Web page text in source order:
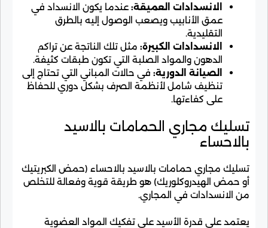
الانسدادات العميقة: عندما يكون الانسداد في
عمق الأنابيب ويصعب الوصول إليه بالطرق
التقليدية.
الانسدادات الكبيرة: مثل تلك الناتجة عن تراكم
الدهون والمواد الصلبة التي تكون طبقات كثيفة.
الصيانة الدورية: في حالات المباني التي تحتاج إلى
تنظيف شامل لأنظمة الصرف بشكل دوري للحفاظ
على كفاءتها.
تسليك مجاري الحمامات بالاسيد
بالاحساء
تسليك مجاري حمامات بالاسيد بالاحساء (حمض الكبريتيك
أو حمض الهيدروكلوريك) هو طريقة قوية وفعالة للتخلص
من الانسدادات في المجاري.
يعتمد على قدرة الأسيد على تفكيك المواد العضوية